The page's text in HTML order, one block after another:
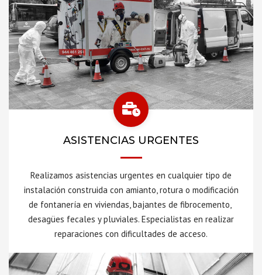
ASISTENCIAS URGENTES
Realizamos asistencias urgentes en cualquier tipo de
instalación construida con amianto, rotura o modificación
de fontanería en viviendas, bajantes de fibrocemento,
desagües fecales y pluviales. Especialistas en realizar
reparaciones con dificultades de acceso.